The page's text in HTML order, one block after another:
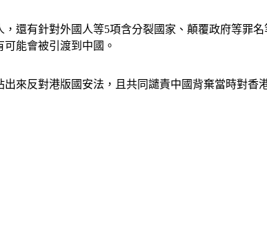
還有針對外國人等5項含分裂國家、顛覆政府等罪
能會被引渡到中國。
來反對港版國安法，且共同譴責中國背棄當時對香